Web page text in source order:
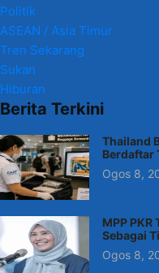
Politik
ASEAN / Asia Timur
Tren Sekarang
Sukan
Hiburan
Berita Terkini
Thailand
Berdaftar
Ogos 8,
MPP
Sebagai
Ogos 8,